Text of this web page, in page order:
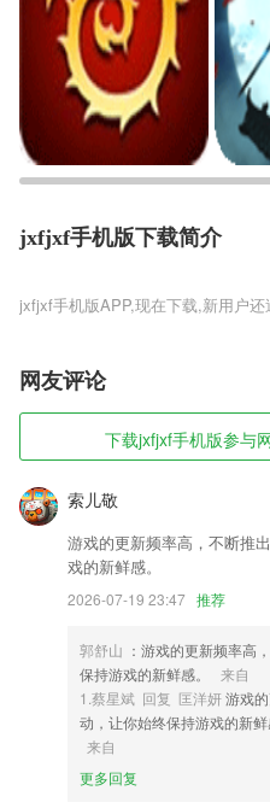
jxfjxf手机版下载简介
jxfjxf手机版
jxfjxf手机版是一款全网牌友一起
的实力拿到游戏的奖励，是因为这
系统，让每位玩家们不要想着用作
所有的场子都会有防作弊系统实时
任何作弊的行为。
1,全新汉语分析器：输入完整句子
2,【强大服务功能】电话医生、在
询等，给您和家人提供健康生活的
4,【书单广场】不得不看的精选合
你的书荒;
5,增加曝光资讯
6,成立了教育研究院；聘请教育信
息化先行者及项目校所在地教研团
网友评论
下载jxfjxf手机版参与
索儿敬
游戏的更新频率高，不断推
戏的新鲜感。
2026-07-19 23:47 推荐
郭舒山 ：游戏的更新频率高
保持游戏的新鲜感。
来自
1.蔡星斌 回复 匡洋妍游戏
动，让你始终保持游戏的新鲜
来自
更多回复